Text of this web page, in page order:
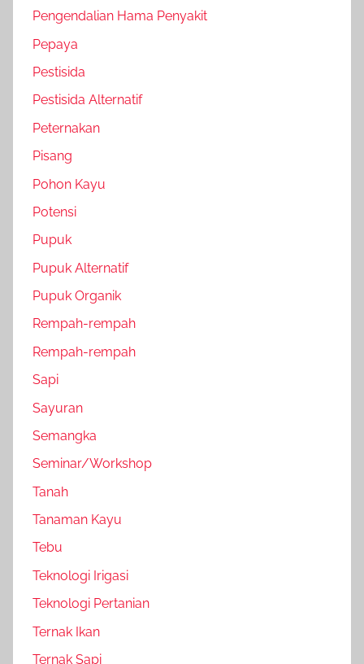
Pengendalian Hama Penyakit
Pepaya
Pestisida
Pestisida Alternatif
Peternakan
Pisang
Pohon Kayu
Potensi
Pupuk
Pupuk Alternatif
Pupuk Organik
Rempah-rempah
Rempah-rempah
Sapi
Sayuran
Semangka
Seminar/Workshop
Tanah
Tanaman Kayu
Tebu
Teknologi Irigasi
Teknologi Pertanian
Ternak Ikan
Ternak Sapi